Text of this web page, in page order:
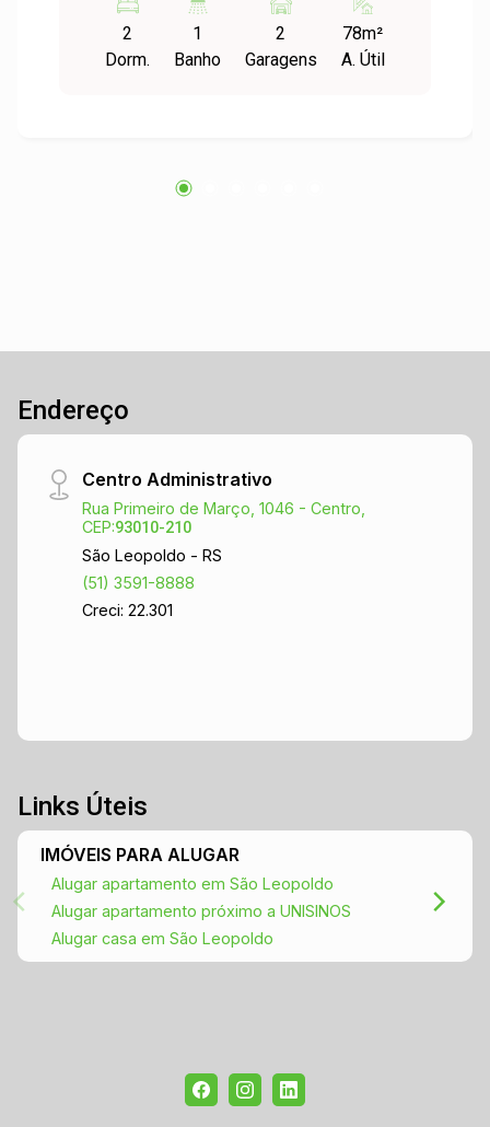
telas anti insetos - 2 ar condicionado split (1
quarto solteiro e 1 sala estar) - Aquecedor de
água a gás (todas as torneiras ativas) - Piso frio
2
Dorm.
1
Banho
2
Garagens
78m²
A. Útil
Endereço
Centro Administrativo
Rua Primeiro de Março, 1046 - Centro,
CEP:93010-210
São Leopoldo - RS
(51) 3591-8888
Creci: 22.301
Links Úteis
IMÓVEIS PARA ALUGAR
Alugar apartamento em São Leopoldo
Alugar apartamento próximo a UNISINOS
Alugar casa em São Leopoldo